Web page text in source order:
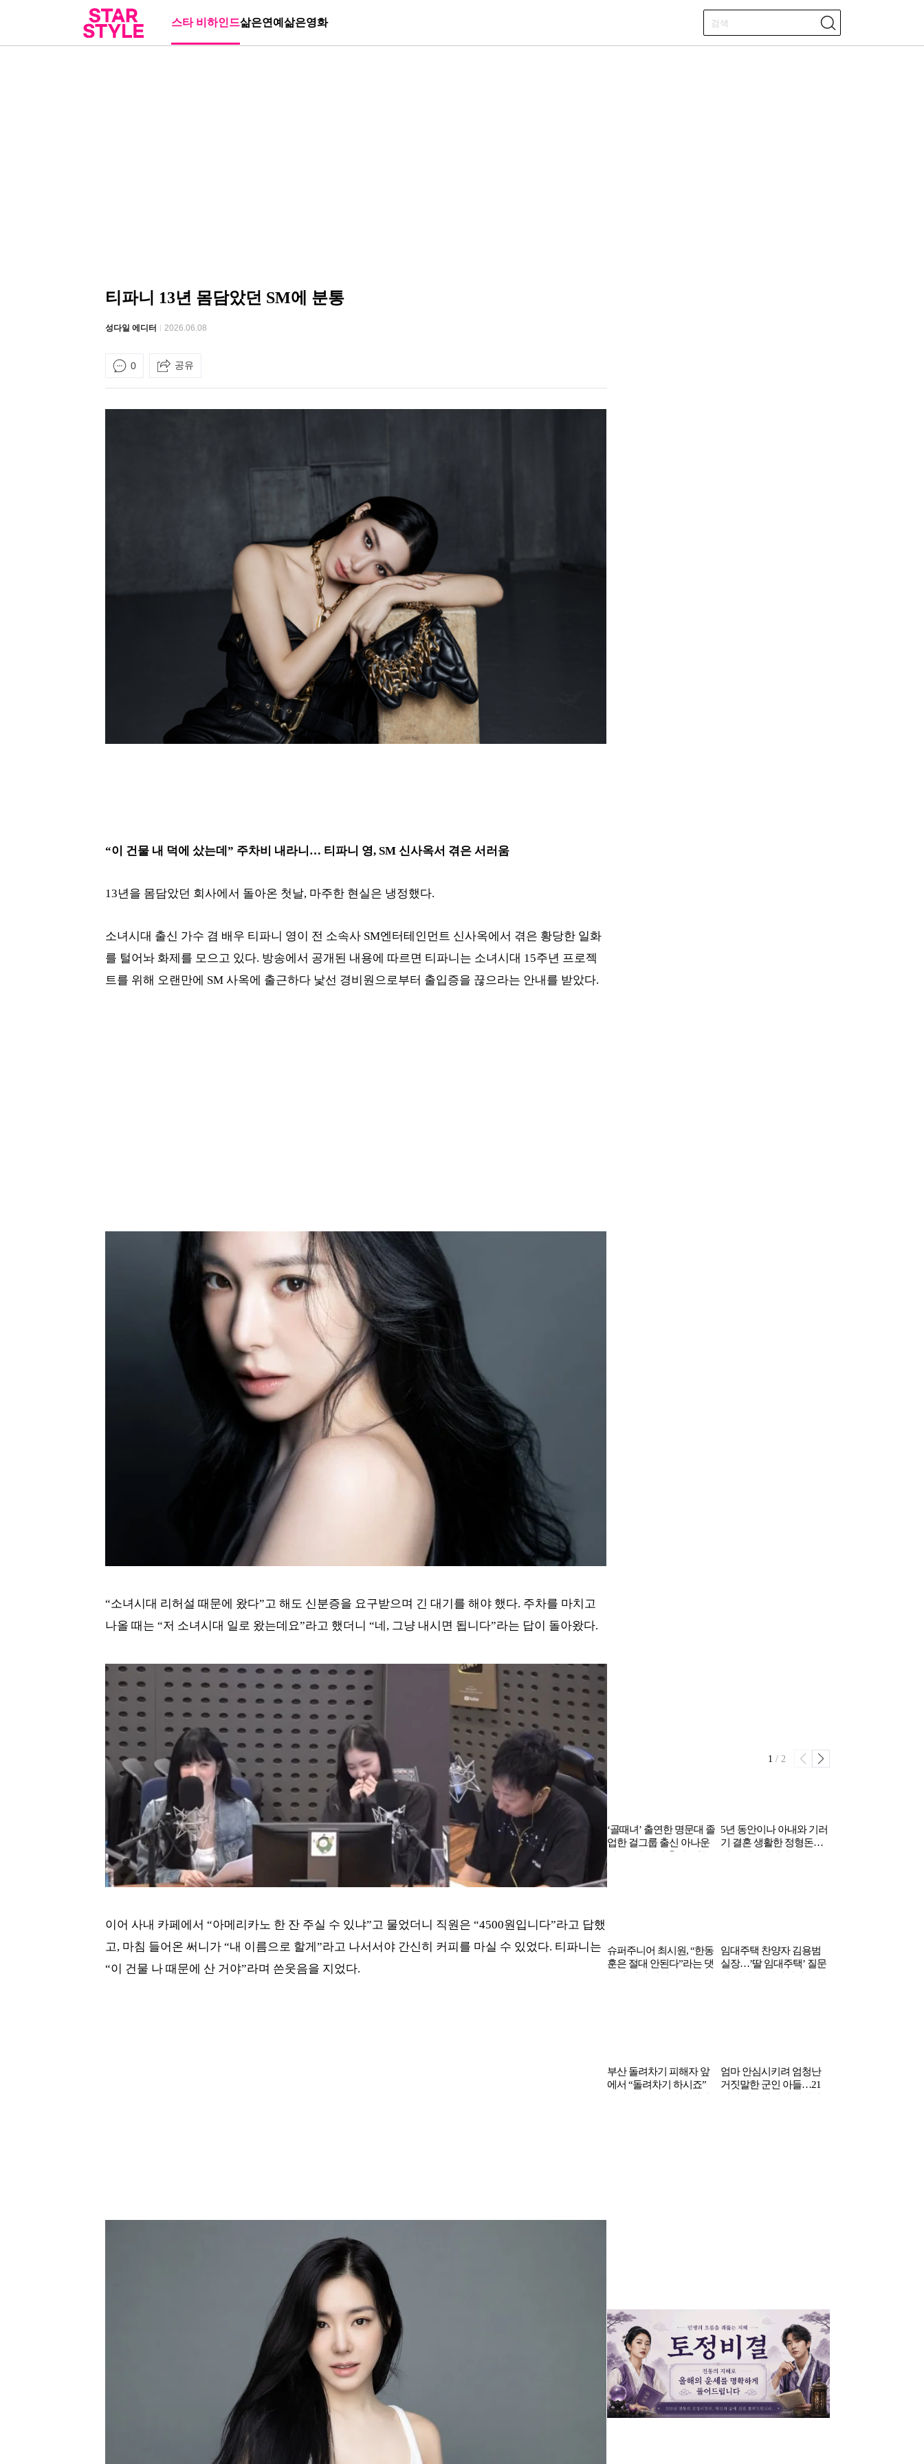
스타 비하인드삶은연예 삶은영화
티파니 13년 몸담았던 SM에 분통
성다일 에디터 2026.06.08
0 공유
“이 건물 내 덕에 샀는데” 주차비 내라니… 티파니 영, SM 신사옥서 겪은 서러움
13년을 몸담았던 회사에서 돌아온 첫날, 마주한 현실은 냉정했다.
소녀시대 출신 가수 겸 배우 티파니 영이 전 소속사 SM엔터테인먼트 신사옥에서 겪은 황당한 일화
를 털어놔 화제를 모으고 있다. 방송에서 공개된 내용에 따르면 티파니는 소녀시대 15주년 프로젝
트를 위해 오랜만에 SM 사옥에 출근하다 낯선 경비원으로부터 출입증을 끊으라는 안내를 받았다.
“소녀시대 리허설 때문에 왔다”고 해도 신분증을 요구받으며 긴 대기를 해야 했다. 주차를 마치고
나올 때는 “저 소녀시대 일로 왔는데요”라고 했더니 “네, 그냥 내시면 됩니다”라는 답이 돌아왔다.
이어 사내 카페에서 “아메리카노 한 잔 주실 수 있냐”고 물었더니 직원은 “4500원입니다”라고 답했
고, 마침 들어온 써니가 “내 이름으로 할게”라고 나서서야 간신히 커피를 마실 수 있었다. 티파니는
“이 건물 나 때문에 산 거야”라며 쓴웃음을 지었다.
‘골때녀’ 출연한 명문대 졸
업한 걸그룹 출신 아나운
서…무속인된 충격근황
5년 동안이나 아내와 기러
기 결혼 생활한 정형돈…
슈퍼주니어 최시원, “한동
훈은 절대 안된다”라는 댓
임대주택 찬양자 김용범
실장…’딸 임대주택’ 질문
부산 돌려차기 피해자 앞
에서 “돌려차기 하시죠”
엄마 안심시키려 엄청난
거짓말한 군인 아들…21
1 / 2